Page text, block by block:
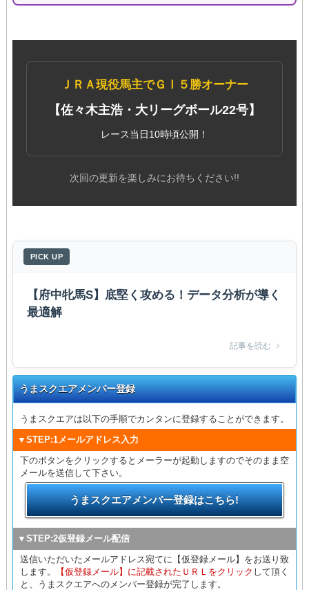
ＪＲＡ現役馬主でＧⅠ５勝オーナー
【佐々木主浩・大リーグボール22号】
レース当日10時頃公開！
次回の更新を楽しみにお待ちください!!
PICK UP
【府中牝馬S】底堅く攻める！データ分析が導く
最適解
記事を読む
うまスクエアメンバー登録
うまスクエアは以下の手順でカンタンに登録することができます。
▼STEP:1メールアドレス入力
下のボタンをクリックするとメーラーが起動しますのでそのまま空
メールを送信して下さい。
うまスクエアメンバー登録はこちら!
▼STEP:2仮登録メール配信
送信いただいたメールアドレス宛てに【仮登録メール】をお送り致
します。
【仮登録メール】に記載されたＵＲＬをクリック して頂く
と、うまスクエアへのメンバー登録が完了します。